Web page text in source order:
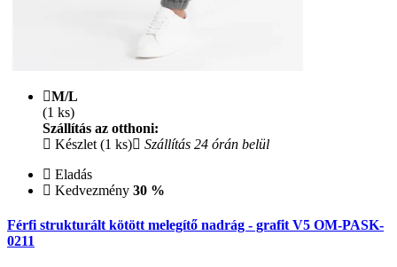
M/L
(1 ks)
Szállítás az otthoni:
Készlet (1 ks)
Szállítás 24 órán belül
Eladás
Kedvezmény 30 %
Férfi strukturált kötött melegítő nadrág - grafit V5 OM-PASK-
0211